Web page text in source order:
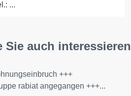
...
Sie auch interessieren
+++
rabiat angegangen +++...